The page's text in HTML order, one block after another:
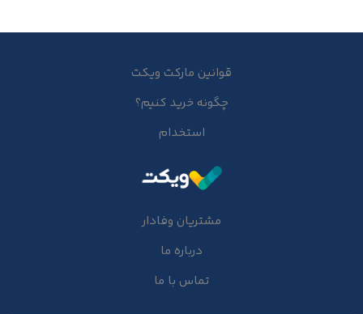
قوانین مارکت ویکت
چگونه خرید کنیم؟
استخدام
مشتریان وفادار
درباره ما
تماس با ما